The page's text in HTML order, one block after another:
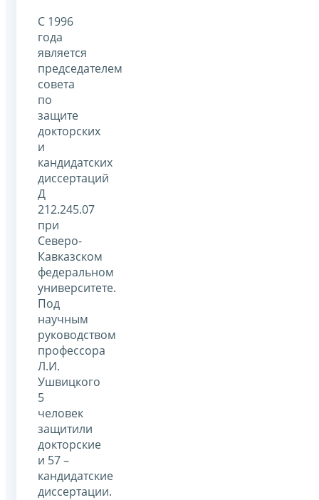
С 1996
года
является
председателем
совета
по
защите
докторских
и
кандидатских
диссертаций
Д
212.245.07
при
Северо-
Кавказском
федеральном
университете.
Под
научным
руководством
профессора
Л.И.
Ушвицкого
5
человек
защитили
докторские
и 57 –
кандидатские
диссертации.